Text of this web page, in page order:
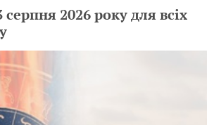
2026 року для всіх